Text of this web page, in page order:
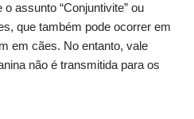
assunto “Conjuntivite” ou
que também pode ocorrer em
em cães. No entanto, vale
não é transmitida para os